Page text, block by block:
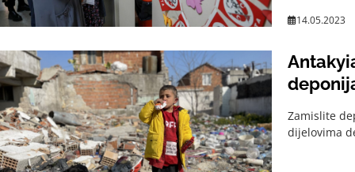
14.05.2023
Zamislite
dijelovima